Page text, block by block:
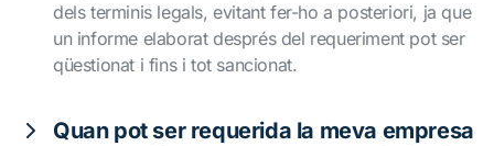
dels terminis legals, evitant fer-ho a posteriori, ja que
un informe elaborat després del requeriment pot ser
qüestionat i fins i tot sancionat.
Quan pot ser requerida la meva empresa